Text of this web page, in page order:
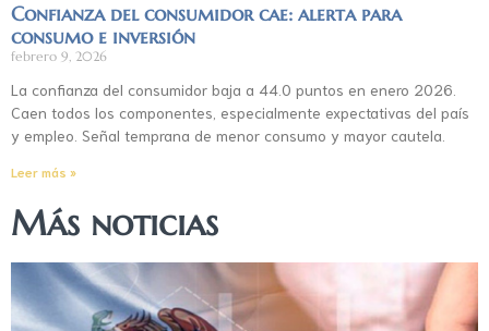
Confianza del consumidor cae: alerta para
consumo e inversión
febrero 9, 2026
La confianza del consumidor baja a 44.0 puntos en enero 2026.
Caen todos los componentes, especialmente expectativas del país
y empleo. Señal temprana de menor consumo y mayor cautela.
Leer más »
Más noticias